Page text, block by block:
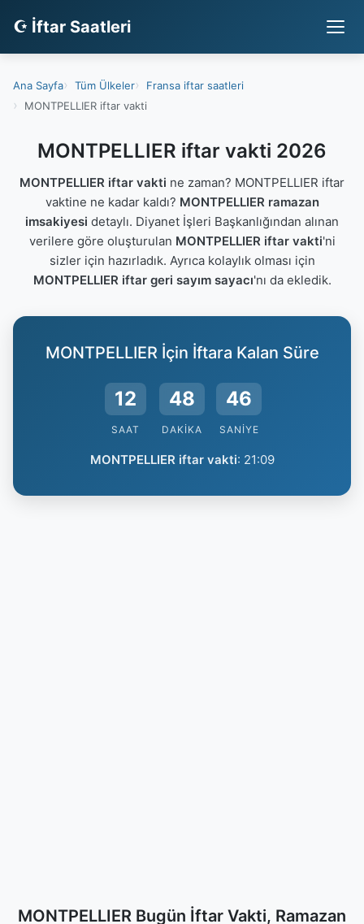
☪ İftar Saatleri
Ana Sayfa Tüm Ülkeler
Fransa iftar saatleri
MONTPELLIER iftar vakti
MONTPELLIER iftar vakti 2026
MONTPELLIER iftar vakti ne zaman? MONTPELLIER iftar
vaktine ne kadar kaldı? MONTPELLIER ramazan
imsakiyesi detaylı. Diyanet İşleri Başkanlığından alınan
verilere göre oluşturulan MONTPELLIER iftar vakti'ni
sizler için hazırladık. Ayrıca kolaylık olması için
MONTPELLIER iftar geri sayım sayacı'nı da ekledik.
MONTPELLIER İçin İftara Kalan Süre
12
SAAT
48
DAKIKA
45
SANIYE
MONTPELLIER iftar vakti: 21:09
MONTPELLIER Bugün İftar Vakti, Ramazan